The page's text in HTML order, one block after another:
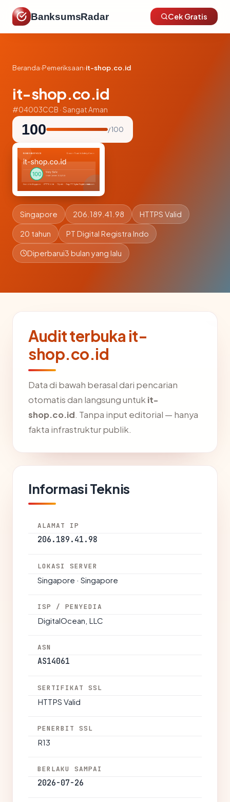
BanksumsRadar Cek Gratis
Beranda›Pemeriksaan›it-shop.co.id
it-shop.co.id
#04003CCB · Sangat Aman
100 / 100
Singapore 206.189.41.98 HTTPS Valid
20 tahun PT Digital Registra Indo
Diperbarui3 bulan yang lalu
Audit terbuka it-
shop.co.id
Data di bawah berasal dari pencarian
otomatis dan langsung untuk it-
shop.co.id. Tanpa input editorial — hanya
fakta infrastruktur publik.
Informasi Teknis
ALAMAT IP
206.189.41.98
LOKASI SERVER
Singapore · Singapore
ISP / PENYEDIA
DigitalOcean, LLC
ASN
AS14061
SERTIFIKAT SSL
HTTPS Valid
PENERBIT SSL
R13
BERLAKU SAMPAI
2026-07-26